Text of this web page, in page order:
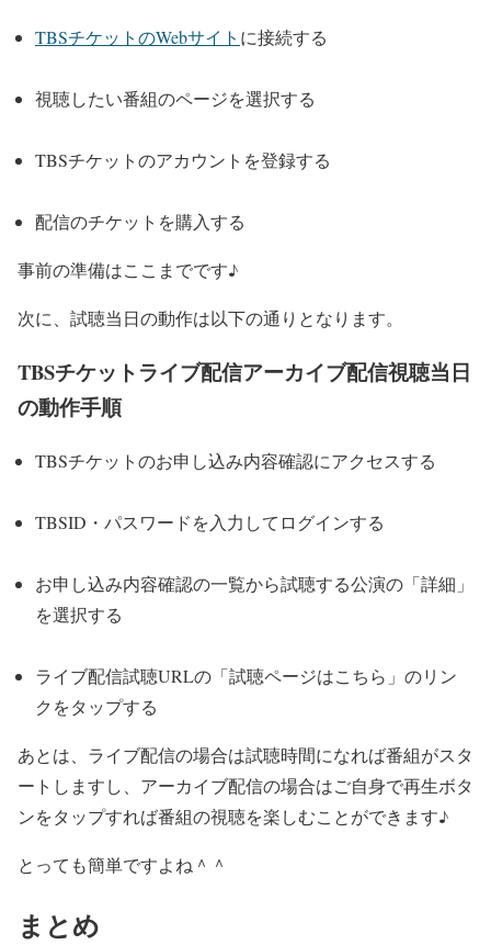
TBSチケットのWebサイト に接続する
視聴したい番組のページを選択する
TBSチケットのアカウントを登録する
配信のチケットを購入する
事前の準備はここまでです♪
次に、試聴当日の動作は以下の通りとなります。
TBSチケットライブ配信アーカイブ配信視聴当日
の動作手順
TBSチケットのお申し込み内容確認にアクセスする
TBSID・パスワードを入力してログインする
お申し込み内容確認の一覧から試聴する公演の「詳細」
を選択する
ライブ配信試聴URLの「試聴ページはこちら」のリン
クをタップする
あとは、ライブ配信の場合は試聴時間になれば番組がスタ
ートしますし、アーカイブ配信の場合はご自身で再生ボタ
ンをタップすれば番組の視聴を楽しむことができます♪
とっても簡単ですよね＾＾
まとめ